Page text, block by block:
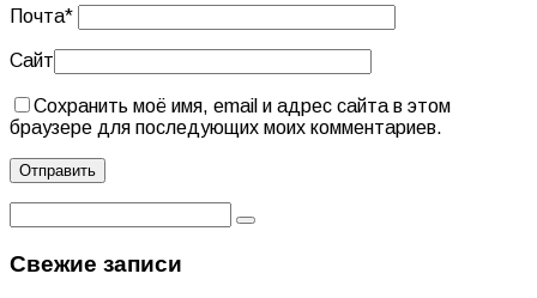
Почта*
Сайт
Сохранить моё имя, email и адрес сайта в этом
браузере для последующих моих комментариев.
Свежие записи